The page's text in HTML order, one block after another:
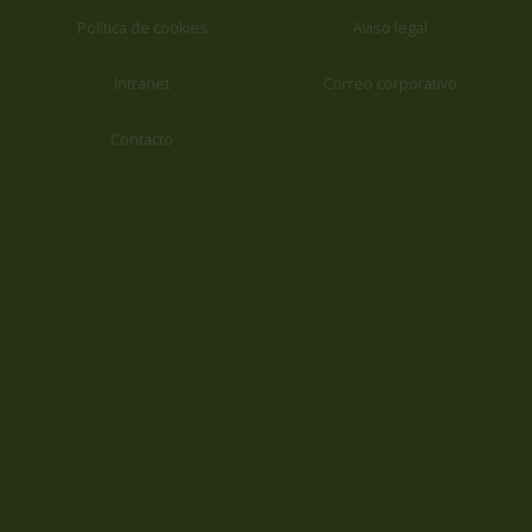
Política de cookies Aviso legal
Intranet Correo corporativo
Contacto